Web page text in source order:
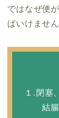
ではなぜ便
ばいけません
１.閉塞
結腸/